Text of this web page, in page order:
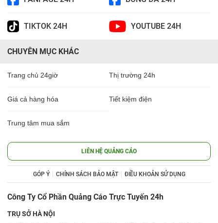
TIKTOK 24H YOUTUBE 24H
CHUYÊN MỤC KHÁC
Trang chủ 24giờ Thị trường 24h
Giá cả hàng hóa Tiết kiệm điện
Trung tâm mua sắm
LIÊN HỆ QUẢNG CÁO
GÓP Ý CHÍNH SÁCH BẢO MẬT ĐIỀU KHOẢN SỬ DỤNG
Công Ty Cổ Phần Quảng Cáo Trực Tuyến 24h
TRỤ SỞ HÀ NỘI